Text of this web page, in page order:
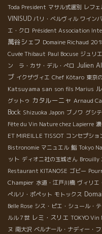
Toda President マサル式選別 レフ
VINISUD パリ・ベルヴィル ワイン
エ・クロ Président Association
萬谷シェフ Domaine Richaud
Cuvée Thibaut Paul Bocuse ジュリ
ン ラ・カサ・デル・ぺロ
Julien
ブ イクザヴィエ Chef Kôtaro 東京
Katsuyama san son fils Marius
グットゥ カタルーニャ Arnaud
Bock Shizuoka Japon ブノワ グシテ
Fête du Vin Nature chez Lapierre
ET MIREILLE TISSOT コンセプショ
Bistronomie マニュエル 鮨 Tokyo
ット ディオニ社の玉城さん Brouilly
Restaurant KITANOSE ゴビー
Champier 水道・江戸川橋 ヴィリエ
ぺルリ・ポペット モトックス
Belle Rose シス・ピエ・シュール・
ルル７世 レミ・スリエ TOKYO
ヌ 南大沢 ベルナール・ナディー・